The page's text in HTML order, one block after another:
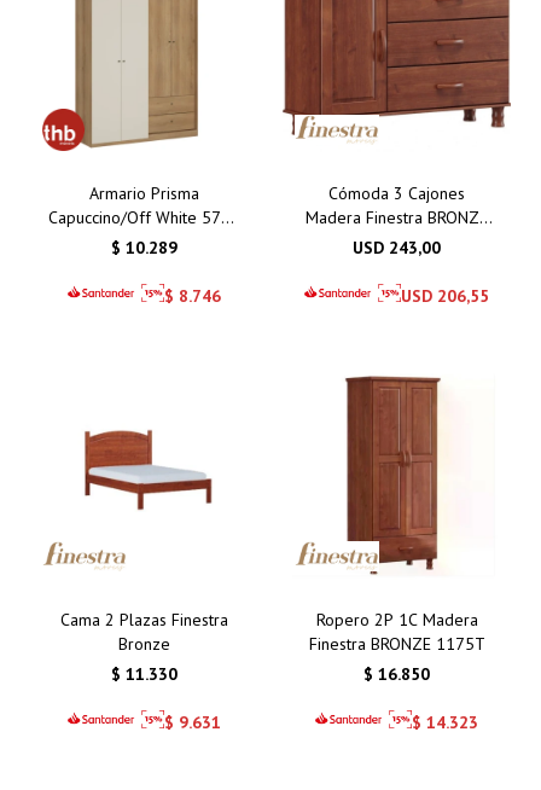
Armario Prisma
Capuccino/Off White 5781
4 Puertas / 2 Cajones
$ 10.289
$ 8.746
Cómoda 3 Cajones
Madera Finestra BRONZE
1162T
USD 243,00
USD 206,55
Cama 2 Plazas Finestra
Bronze
$ 11.330
$ 9.631
Ropero 2P 1C Madera
Finestra BRONZE 1175T
$ 16.850
$ 14.323